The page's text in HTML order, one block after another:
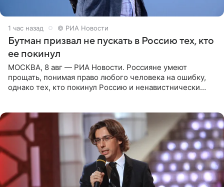
1 час назад © РИА Новости
Бутман призвал не пускать в Россию тех, кто
ее покинул
МОСКВА, 8 авг — РИА Новости. Россияне умеют
прощать, понимая право любого человека на ошибку,
однако тех, кто покинул Россию и ненавистнически